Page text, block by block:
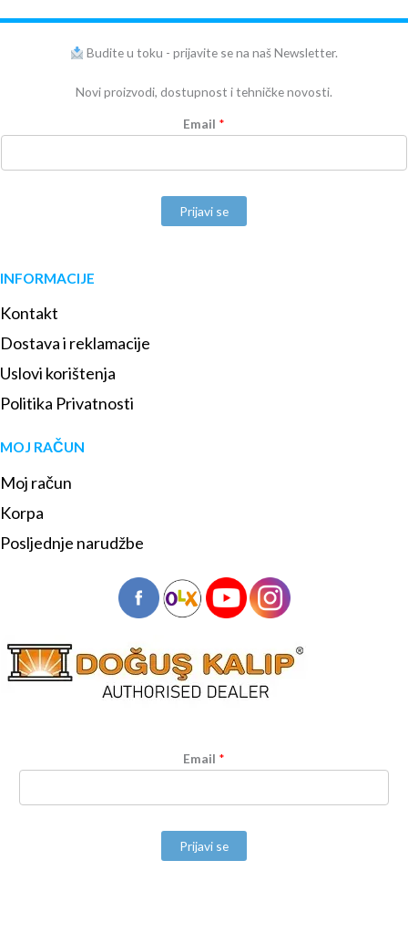
Budite u toku - prijavite se na naš Newsletter.
Novi proizvodi, dostupnost i tehničke novosti.
Email *
Prijavi se
INFORMACIJE
Kontakt
Dostava i reklamacije
Uslovi korištenja
Politika Privatnosti
MOJ RAČUN
Moj račun
Korpa
Posljednje narudžbe
Email *
Prijavi se